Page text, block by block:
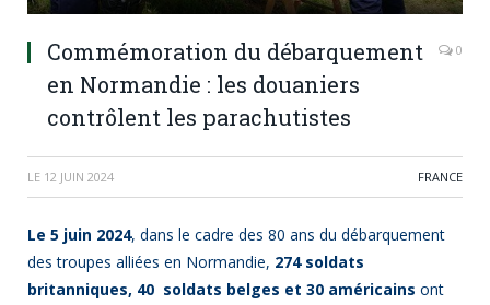
Commémoration du débarquement
en Normandie : les douaniers
contrôlent les parachutistes
0
LE 12 JUIN 2024 FRANCE
Le 5 juin 2024, dans le cadre des 80 ans du débarquement
des troupes alliées en Normandie, 274 soldats
britanniques, 40 soldats belges et 30 américains ont